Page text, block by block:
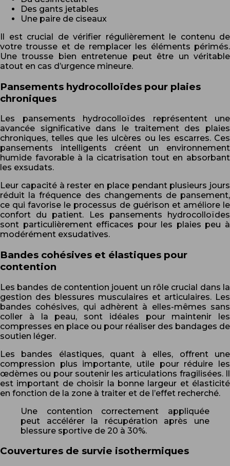
Des gants jetables
Une paire de ciseaux
Il est crucial de vérifier régulièrement le contenu de
votre trousse et de remplacer les éléments périmés.
Une trousse bien entretenue peut être un véritable
atout en cas d’urgence mineure.
Pansements hydrocolloïdes pour plaies
chroniques
Les pansements hydrocolloïdes représentent une
avancée significative dans le traitement des plaies
chroniques, telles que les ulcères ou les escarres. Ces
pansements intelligents créent un environnement
humide favorable à la cicatrisation tout en absorbant
les exsudats.
Leur capacité à rester en place pendant plusieurs jours
réduit la fréquence des changements de pansement,
ce qui favorise le processus de guérison et améliore le
confort du patient. Les pansements hydrocolloïdes
sont particulièrement efficaces pour les plaies peu à
modérément exsudatives.
Bandes cohésives et élastiques pour
contention
Les bandes de contention jouent un rôle crucial dans la
gestion des blessures musculaires et articulaires. Les
bandes cohésives, qui adhèrent à elles-mêmes sans
coller à la peau, sont idéales pour maintenir les
compresses en place ou pour réaliser des bandages de
soutien léger.
Les bandes élastiques, quant à elles, offrent une
compression plus importante, utile pour réduire les
œdèmes ou pour soutenir les articulations fragilisées. Il
est important de choisir la bonne largeur et élasticité
en fonction de la zone à traiter et de l’effet recherché.
Une contention correctement appliquée
peut accélérer la récupération après une
blessure sportive de 20 à 30%.
Couvertures de survie isothermiques